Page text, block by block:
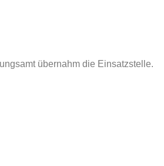
übernahm die Einsatzstelle.